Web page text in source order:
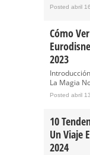
Posted abril
Cómo
2023
La Magia
Posted abril
10
Un Viaje
2024